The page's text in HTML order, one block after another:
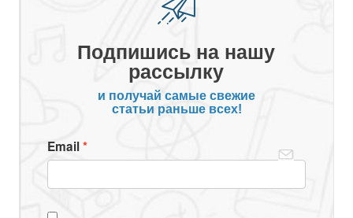
Подпишись на нашу
рассылку
и получай самые свежие
статьи раньше всех!
Email